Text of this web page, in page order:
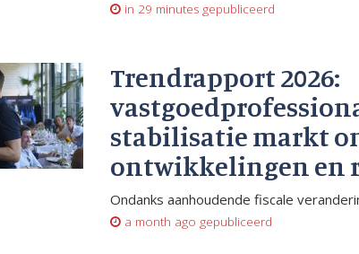
in 29 minutes gepubliceerd
Trendrapport 2026:
stabilisatie markt
ontwikkelingen en
Ondanks aanhoudende fiscale
a month ago gepubliceerd